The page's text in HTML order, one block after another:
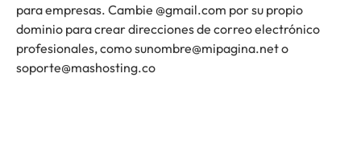
para empresas. Cambie @gmail.com por su propio
dominio para crear direcciones de correo electrónico
profesionales, como sunombre@mipagina.net o
soporte@mashosting.co